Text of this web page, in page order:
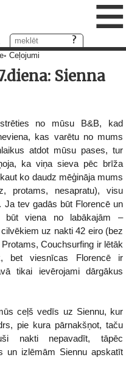
≡
Ceļojumi
Sienna
no mūsu B&B, kad
kas varētu no mums
atdot mūsu pases, tur
ka viņa sieva pēc brīža
ko daudz mēģināja mums
protams, nesapratu), visu
Ja tev gadās būt Florencē un
būt viena no labākajām –
uz nakti 42 eiro (bez
Couchsurfing ir lētāk
bet viesnīcas Florencē ir
tikai ievērojami dārgākus
ceļš vedīs uz Siennu, kur
pie kura pārnakšņot, taču
nakti nepavadīt, tāpēc
un izlēmām Siennu apskatīt